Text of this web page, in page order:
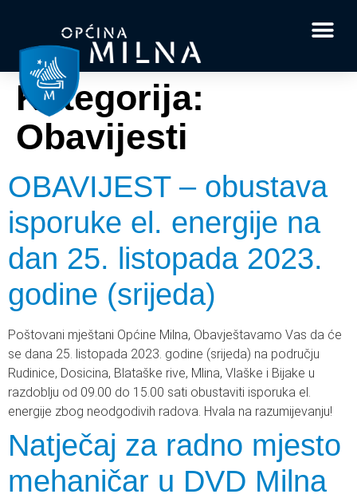
Kategorija:
Obavijesti
OBAVIJEST – obustava
isporuke el. energije na
dan 25. listopada 2023.
godine (srijeda)
Poštovani mještani Općine Milna, Obavještavamo Vas da će
se dana 25. listopada 2023. godine (srijeda) na području
Rudinice, Dosicina, Blataške rive, Mlina, Vlaške i Bijake u
razdoblju od 09.00 do 15.00 sati obustaviti isporuka el.
energije zbog neodgodivih radova. Hvala na razumijevanju!
Natječaj za radno mjesto
mehaničar u DVD Milna